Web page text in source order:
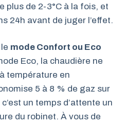
plus de 2-3°C à la fois, et
24h avant de juger l’effet.
mode Confort ou Eco
Eco, la chaudière ne
température en
5 à 8 % de gaz sur
un temps d’attente un
du robinet. À vous de